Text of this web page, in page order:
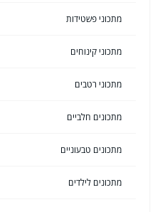
מתכוני פשטידות
מתכוני קינוחים
מתכוני רטבים
מתכונים חלביים
מתכונים טבעוניים
מתכונים לילדים